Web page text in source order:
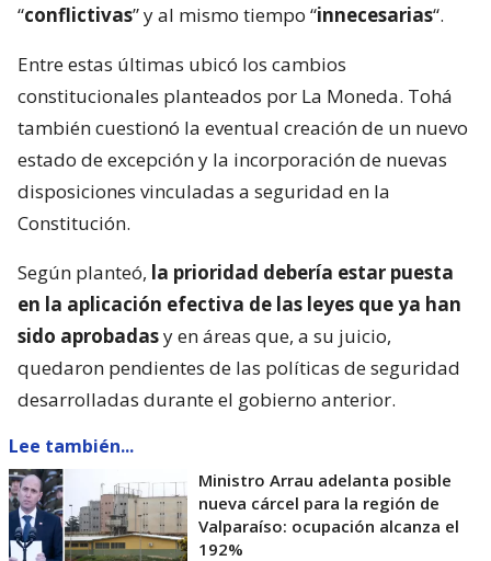
“conflictivas” y al mismo tiempo “innecesarias“.
Entre estas últimas ubicó los cambios
constitucionales planteados por La Moneda. Tohá
también cuestionó la eventual creación de un nuevo
estado de excepción y la incorporación de nuevas
disposiciones vinculadas a seguridad en la
Constitución.
Según planteó, la prioridad debería estar puesta
en la aplicación efectiva de las leyes que ya han
sido aprobadasy en áreas que, a su juicio,
quedaron pendientes de las políticas de seguridad
desarrolladas durante el gobierno anterior.
Lee también...
Ministro Arrau adelanta posible
nueva cárcel para la región de
Valparaíso: ocupación alcanza el
192%